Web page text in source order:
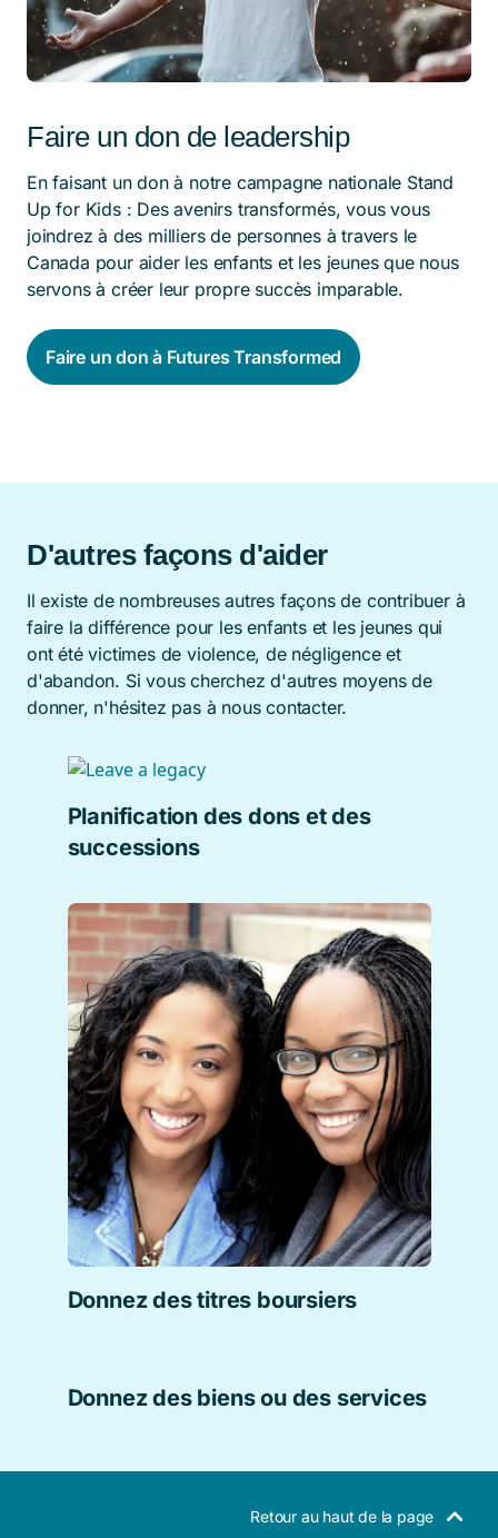
Faire un don de leadership
En faisant un don à notre campagne nationale Stand
Up for Kids : Des avenirs transformés, vous vous
joindrez à des milliers de personnes à travers le
Canada pour aider les enfants et les jeunes que nous
servons à créer leur propre succès imparable.
Faire un don à Futures Transformed
D'autres façons d'aider
Il existe de nombreuses autres façons de contribuer à
faire la différence pour les enfants et les jeunes qui
ont été victimes de violence, de négligence et
d'abandon. Si vous cherchez d'autres moyens de
donner, n'hésitez pas à nous contacter.
Planification des dons et des
successions
Donnez des titres boursiers
Donnez des biens ou des services
Retour au haut de la page